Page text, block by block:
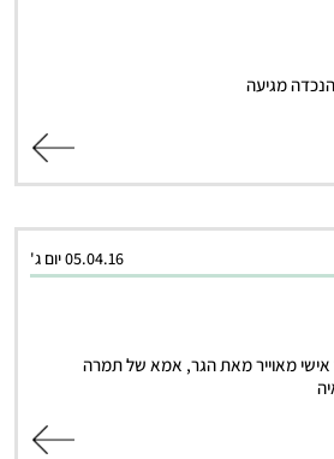
מגיעה
05.04.16 יום ג'
אישי מאוייר מאת הגר, אמא של תמרה